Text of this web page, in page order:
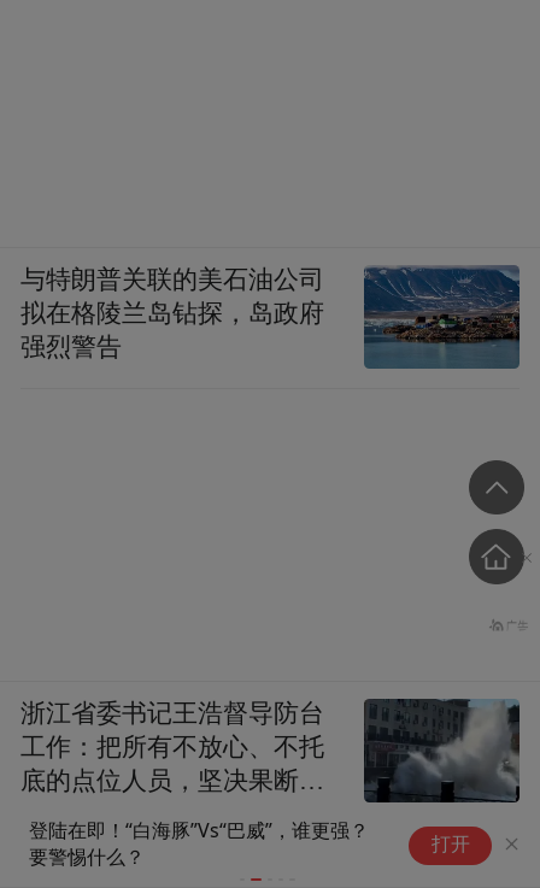
登陆在即！“白海豚”Vs“巴威”，谁更强？
要警惕什么？
ST朗进：
打开
与特朗普关联的美石油公司
拟在格陵兰岛钻探，岛政府
强烈警告
浙江省委书记王浩督导防台
工作：把所有不放心、不托
底的点位人员，坚决果断转